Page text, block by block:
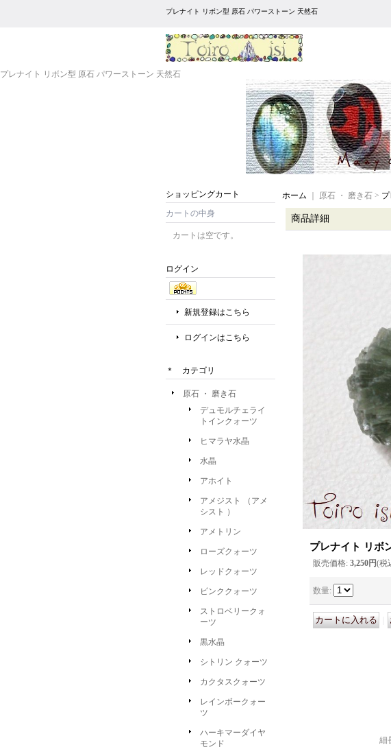
プレナイト リボン型 原石 パワーストーン 天然石
プレナイト リボン型 原石 パワーストーン 天然石
ショッピングカート
カートの中身
カートは空です。
ログイン
新規登録はこちら
ログインはこちら
＊ カテゴリ
原石 ・ 磨き石
デュモルチェライ
トインクォーツ
ヒマラヤ水晶
水晶
アホイト
アメジスト （アメ
シスト ）
アメトリン
ローズクォーツ
レッドクォーツ
ピンククォーツ
ストロベリークォ
ーツ
黒水晶
シトリン クォーツ
カクタスクォーツ
レインボークォー
ツ
ハーキマーダイヤ
モンド
ホーム ｜ 原石 ・ 磨き石 >
商品詳細
プレナイト リボ
販売価格: 3,250円(税
数量:
細